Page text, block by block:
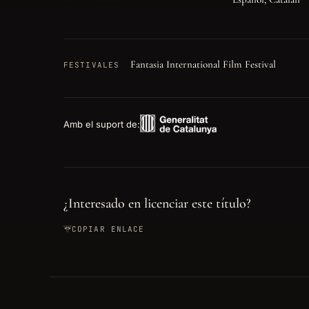
FESTIVALES Fantasia International Film Festival
Amb el suport de:
¿Interesado en licenciar este título?
COPIAR ENLACE